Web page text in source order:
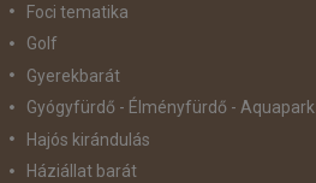
Foci tematika
Golf
Gyerekbarát
Gyógyfürdő - Élményfürdő - Aquapark
Hajós kirándulás
Háziállat barát